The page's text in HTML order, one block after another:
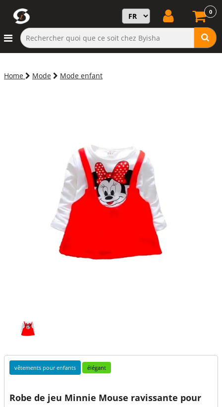
0
Home Mode Mode enfant
vêtements pour enfants élégant
Robe de jeu Minnie Mouse ravissante pour